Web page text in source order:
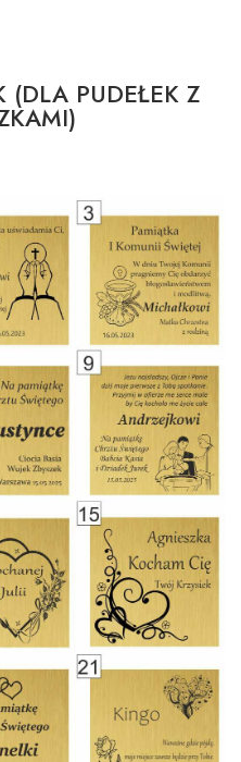
(DLA PUDEŁEK Z